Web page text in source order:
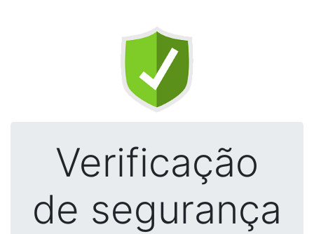
Verificação
de segurança